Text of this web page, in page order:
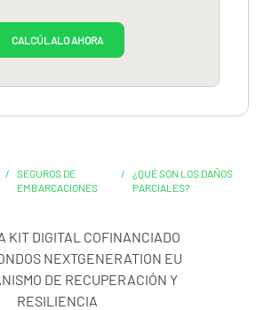
CALCÚLALO AHORA
/
SEGUROS DE
EMBARCACIONES
/
¿QUÉ SON LOS DAÑOS
PARCIALES?
KIT DIGITAL COFINANCIADO
NEXTGENERATION EU
DE RECUPERACIÓN Y
RESILIENCIA